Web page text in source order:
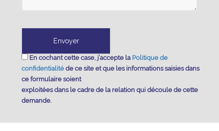
En cochant cette case, j’accepte la Politique de
confidentialité de ce site et que les informations saisies dans
ce formulaire soient
exploitées dans le cadre de la relation qui découle de cette
demande.